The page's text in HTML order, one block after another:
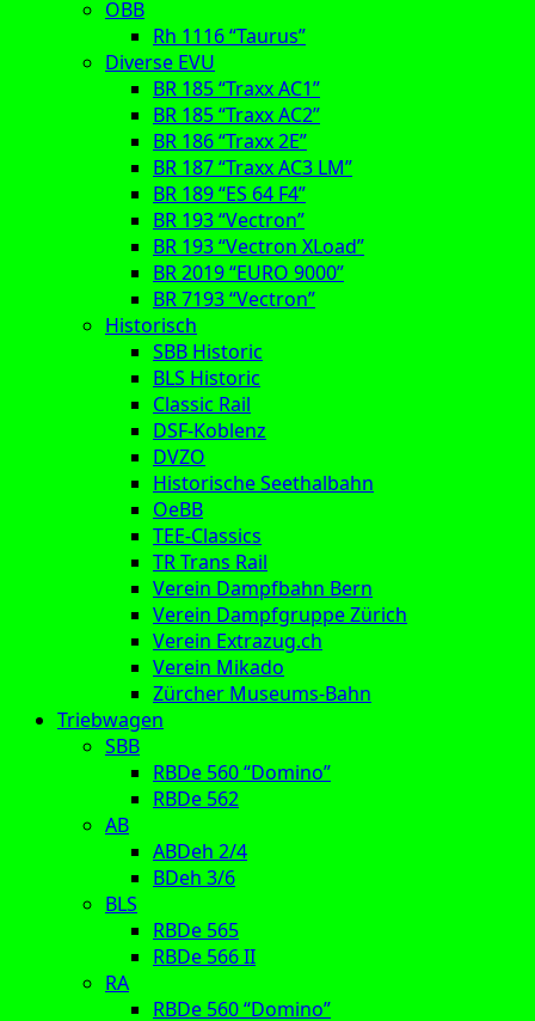
ÖBB
Rh 1116 “Taurus”
Diverse EVU
BR 185 “Traxx AC1”
BR 185 “Traxx AC2”
BR 186 “Traxx 2E”
BR 187 “Traxx AC3 LM”
BR 189 “ES 64 F4”
BR 193 “Vectron”
BR 193 “Vectron XLoad”
BR 2019 “EURO 9000”
BR 7193 “Vectron”
Historisch
SBB Historic
BLS Historic
Classic Rail
DSF-Koblenz
DVZO
Historische Seethalbahn
OeBB
TEE-Classics
TR Trans Rail
Verein Dampfbahn Bern
Verein Dampfgruppe Zürich
Verein Extrazug.ch
Verein Mikado
Zürcher Museums-Bahn
Triebwagen
SBB
RBDe 560 “Domino”
RBDe 562
AB
ABDeh 2/4
BDeh 3/6
BLS
RBDe 565
RBDe 566 II
RA
RBDe 560 “Domino”